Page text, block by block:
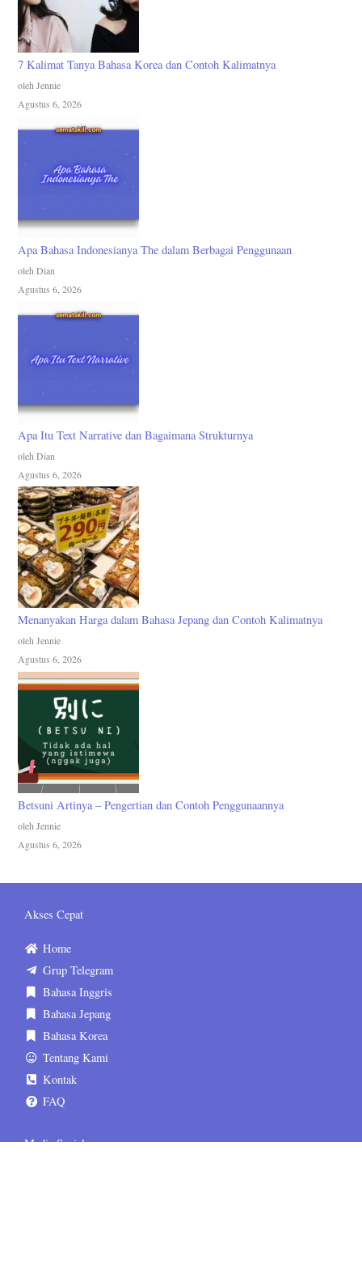
7 Kalimat Tanya Bahasa Korea dan Contoh Kalimatnya
oleh Jennie
Agustus 6, 2026
Apa Bahasa Indonesianya The dalam Berbagai Penggunaan
oleh Dian
Agustus 6, 2026
Apa Itu Text Narrative dan Bagaimana Strukturnya
oleh Dian
Agustus 6, 2026
Menanyakan Harga dalam Bahasa Jepang dan Contoh Kalimatnya
oleh Jennie
Agustus 6, 2026
Betsuni Artinya – Pengertian dan Contoh Penggunaannya
oleh Jennie
Agustus 6, 2026
Akses Cepat
Home
Grup Telegram
Bahasa Inggris
Bahasa Jepang
Bahasa Korea
Tentang Kami
Kontak
FAQ
Media Sosial